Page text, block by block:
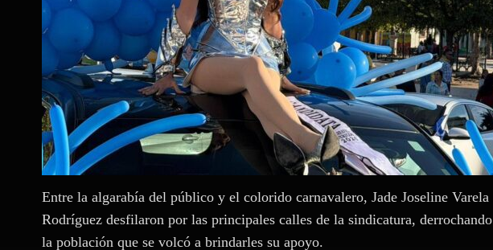
Entre la algarabía del público y el colorido carnavalero, Jade Joseline
Rodríguez desfilaron por las principales calles de la sindicatura,
la población que se volcó a brindarles su apoyo.